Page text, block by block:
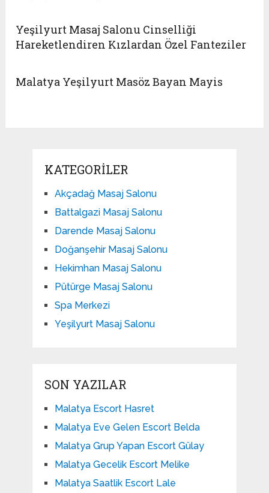
Yeşilyurt Masaj Salonu Cinselliği
Hareketlendiren Kızlardan Özel Fanteziler
Malatya Yeşilyurt Masöz Bayan Mayis
KATEGORILER
Akçadağ Masaj Salonu
Battalgazi Masaj Salonu
Darende Masaj Salonu
Doğanşehir Masaj Salonu
Hekimhan Masaj Salonu
Pütürge Masaj Salonu
Spa Merkezi
Yeşilyurt Masaj Salonu
SON YAZILAR
Malatya Escort Hasret
Malatya Eve Gelen Escort Belda
Malatya Grup Yapan Escort Gülay
Malatya Gecelik Escort Melike
Malatya Saatlik Escort Lale